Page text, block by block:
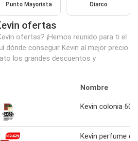
Punto Mayorista Diarco
ofertas
ofertas? ¡Hemos reunido para ti el
dónde conseguir Kevin al mejor precio
los grandes descuentos y
Nombre
Kevin colonia 60
Kevin perfume